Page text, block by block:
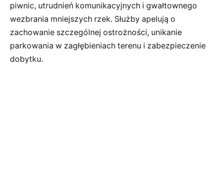
piwnic, utrudnień komunikacyjnych i gwałtownego
wezbrania mniejszych rzek. Służby apelują o
zachowanie szczególnej ostrożności, unikanie
parkowania w zagłębieniach terenu i zabezpieczenie
dobytku.